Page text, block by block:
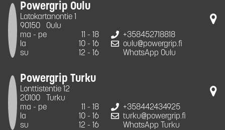
Powergrip Oulu
Latokartanontie 1
90150
Oulu
ma - pe
11 - 18
la
10 - 16
su
12 - 16
+358452718818
oulu@powergrip.fi
WhatsApp Oulu
Powergrip Turku
Lonttistentie 12
20100
Turku
ma - pe
11 - 18
la
10 - 16
su
12 - 16
+358442434925
turku@powergrip.fi
WhatsApp Turku